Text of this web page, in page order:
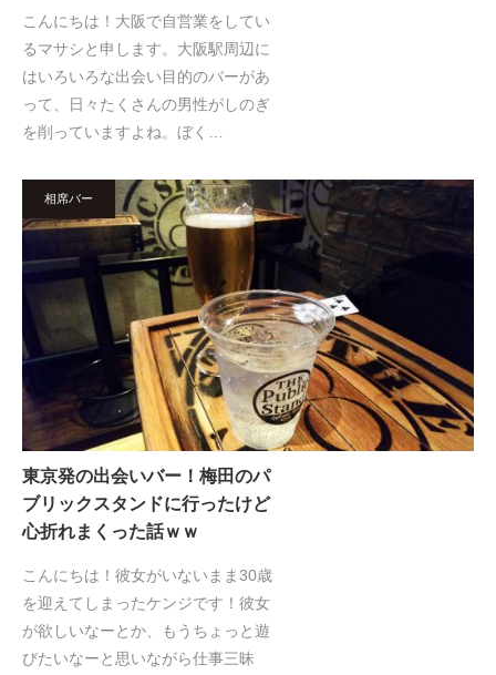
こんにちは！大阪で自営業をしてい
るマサシと申します。大阪駅周辺に
はいろいろな出会い目的のバーがあ
って、日々たくさんの男性がしのぎ
を削っていますよね。ぼく…
相席バー
東京発の出会いバー！梅田のパ
ブリックスタンドに行ったけど
心折れまくった話ｗｗ
こんにちは！彼女がいないまま30歳
を迎えてしまったケンジです！彼女
が欲しいなーとか、もうちょっと遊
びたいなーと思いながら仕事三昧